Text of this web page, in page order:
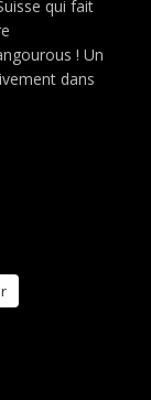
qui fait
! Un
dans